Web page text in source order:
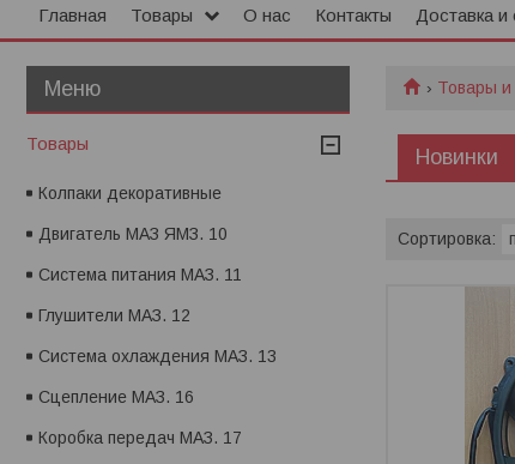
Главная Товары О нас Контакты Доставка и
Товары и
Новинки
Товары
Колпаки декоративные
Двигатель МАЗ ЯМЗ. 10
Система питания МАЗ. 11
Глушители МАЗ. 12
Система охлаждения МАЗ. 13
Сцепление МАЗ. 16
Коробка передач МАЗ. 17